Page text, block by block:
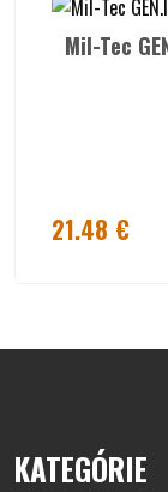
Mil-Tec
21.48 €
KATEGÓRIE